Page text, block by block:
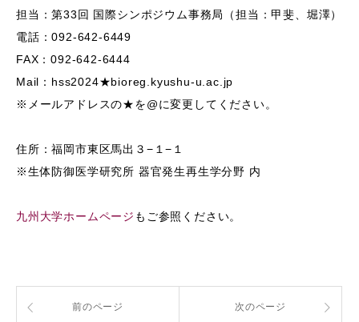
担当：第33回 国際シンポジウム事務局（担当：甲斐、堀澤）
電話：092-642-6449
FAX：092-642-6444
Mail：hss2024★bioreg.kyushu-u.ac.jp
※メールアドレスの★を@に変更してください。
住所：福岡市東区馬出３−１−１
※生体防御医学研究所 器官発生再生学分野 内
九州大学ホームページ もご参照ください。
前のページ 次のページ